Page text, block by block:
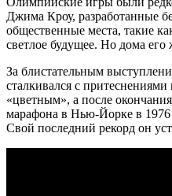
Джима Кроу, разработанные
общественные места, такие
светлое будущее. Но дома
За блистательным
сталкивался с
«цветным», а после
марафона в Нью-Йорке в 1976
Свой последний рекорд он